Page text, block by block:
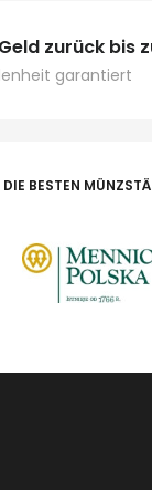
zurück bis
garantiert
DIE BESTEN